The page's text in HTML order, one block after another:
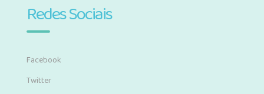
Redes Sociais
Facebook
Twitter